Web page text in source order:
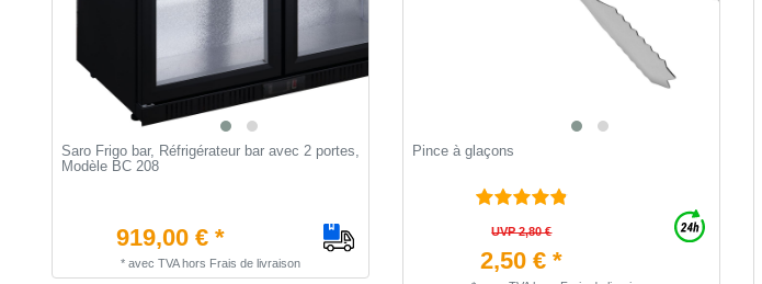
Saro Frigo bar, Réfrigérateur bar avec 2 portes,
Modèle BC 208
919,00 € *
* avec TVAhors Frais de livraison
Pince à glaçons
UVP 2,80 €
2,50 € *